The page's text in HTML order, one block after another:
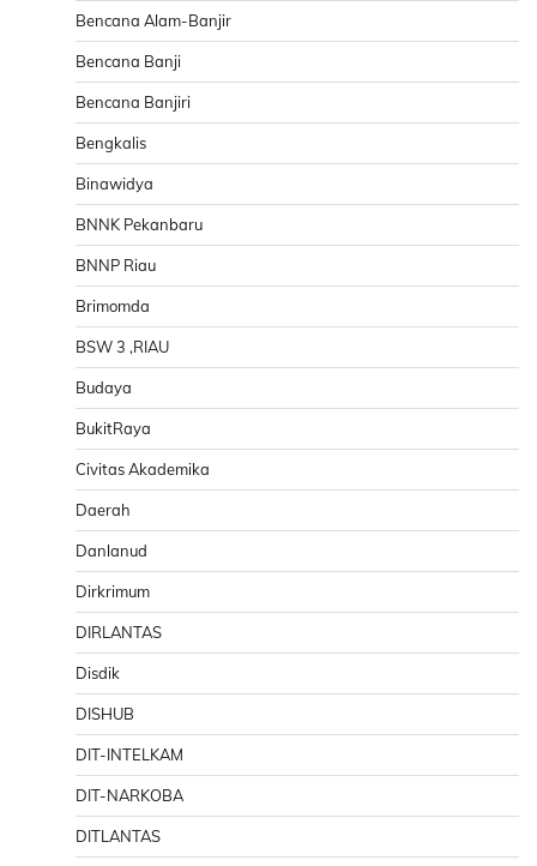
Bencana Alam-Banjir
Bencana Banji
Bencana Banjiri
Bengkalis
Binawidya
BNNK Pekanbaru
BNNP Riau
Brimomda
BSW 3 ,RIAU
Budaya
BukitRaya
Civitas Akademika
Daerah
Danlanud
Dirkrimum
DIRLANTAS
Disdik
DISHUB
DIT-INTELKAM
DIT-NARKOBA
DITLANTAS